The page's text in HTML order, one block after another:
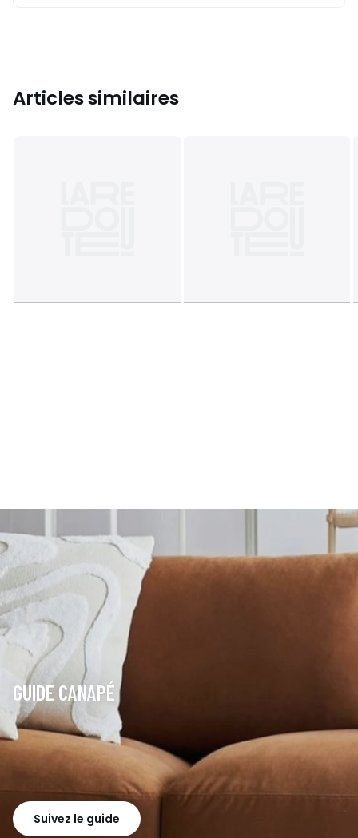
Articles similaires
GUIDE CANAPÉ
Suivez le guide